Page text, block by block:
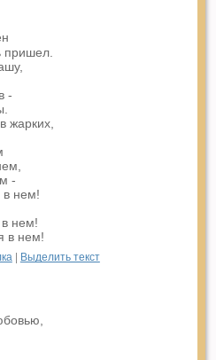
пришел.
-
жарких,
-
в нем!
нем!
в нем!
| Выделить текст